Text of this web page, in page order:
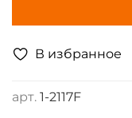
В избранное
арт. 1-2117F